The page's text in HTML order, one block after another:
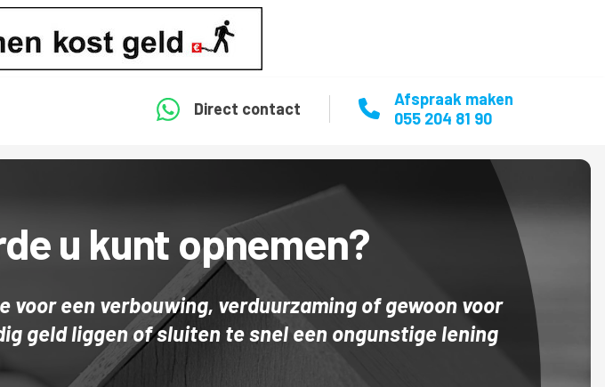
Direct contact
Afspraak maken
055 204 81 90
u kunt opnemen?
een verbouwing, verduurzaming of gewoon voor
geld liggen of sluiten te snel een ongunstige lening